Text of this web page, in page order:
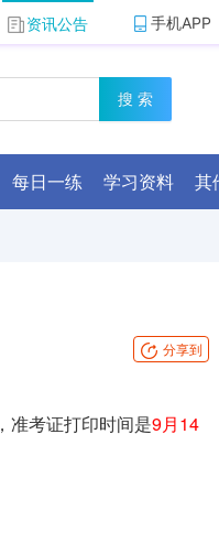
资讯公告 手机APP
搜 索
每日一练 学习资料 其
分享到
，准考证打印时间是9月14